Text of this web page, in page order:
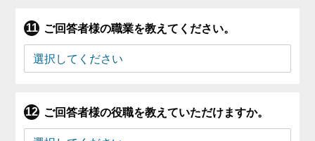
ご回答者様の職業を教えてください。
ご回答者様の役職を教えていただけますか。